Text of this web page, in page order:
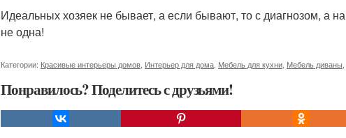
Идеальных хозяек не бывает, а если бывают, то с диагнозом, а
не одна!
Категории: Красивые интерьеры домов Интерьер для дома Мебель для кухни Мебель диваны
Понравилось? Поделитесь с друзьями!